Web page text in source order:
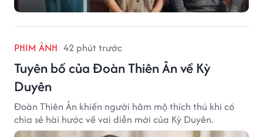
PHIM ẢNH 42 phút trước
Tuyên bố của Đoàn Thiên Ân về Kỳ
Duyên
Đoàn Thiên Ân khiến người hâm mộ thích thú khi có
chia sẻ hài hước về vai diễn mới của Kỳ Duyên.